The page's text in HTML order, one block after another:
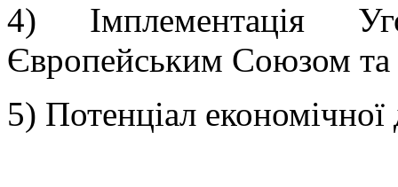
4) Імплементація
Європейським Союзом
5) Потенціал економічної